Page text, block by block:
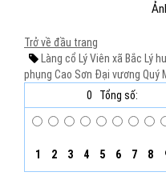
Trở về đầu trang
Làng cổ Lý Viên xã Bắc Lý
phụng Cao Sơn Đại vương Quý
0
Tổng số:
1 2 3 4 5 6 7 8